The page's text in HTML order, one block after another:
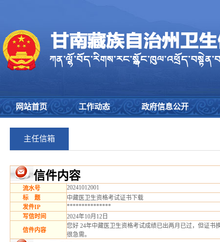
网站首页 工作动态 政府信息公开
主任信箱
信件内容
流水号
20241012001
标 题
中藏医卫生资格考试证书下载
发件IP
***************
写信时间
2024年10月12日
信件内容
您好 24年中藏医卫生资格考试成绩已出两月已过，但证
很急需。